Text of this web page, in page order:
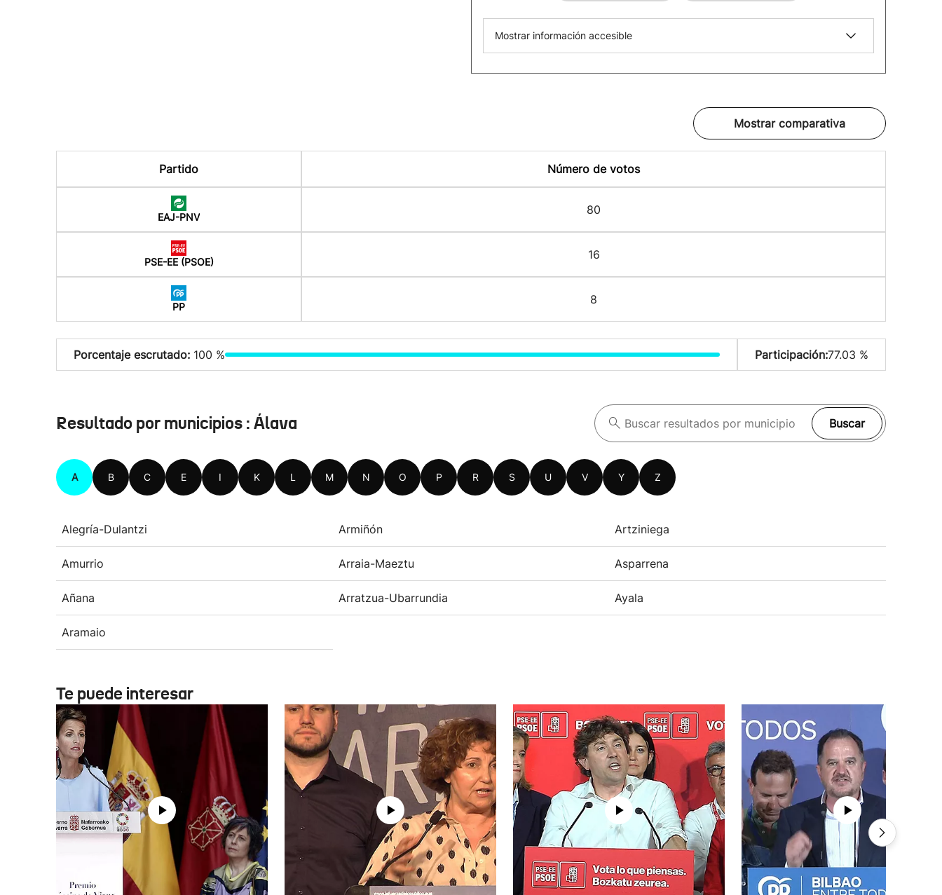
Mostrar información accesible
Mostrar comparativa
Partido Número de votos
EAJ-PNV
80
PSE-EE (PSOE)
16
PP
8
Porcentaje escrutado: 100 % Participación:77.03 %
Resultado por municipios : Álava Buscar
A B C E I K L M N O P R S U V Y Z
Alegría-Dulantzi Armiñón Artziniega
Amurrio Arraia-Maeztu Asparrena
Añana Arratzua-Ubarrundia Ayala
Aramaio
Te puede interesar